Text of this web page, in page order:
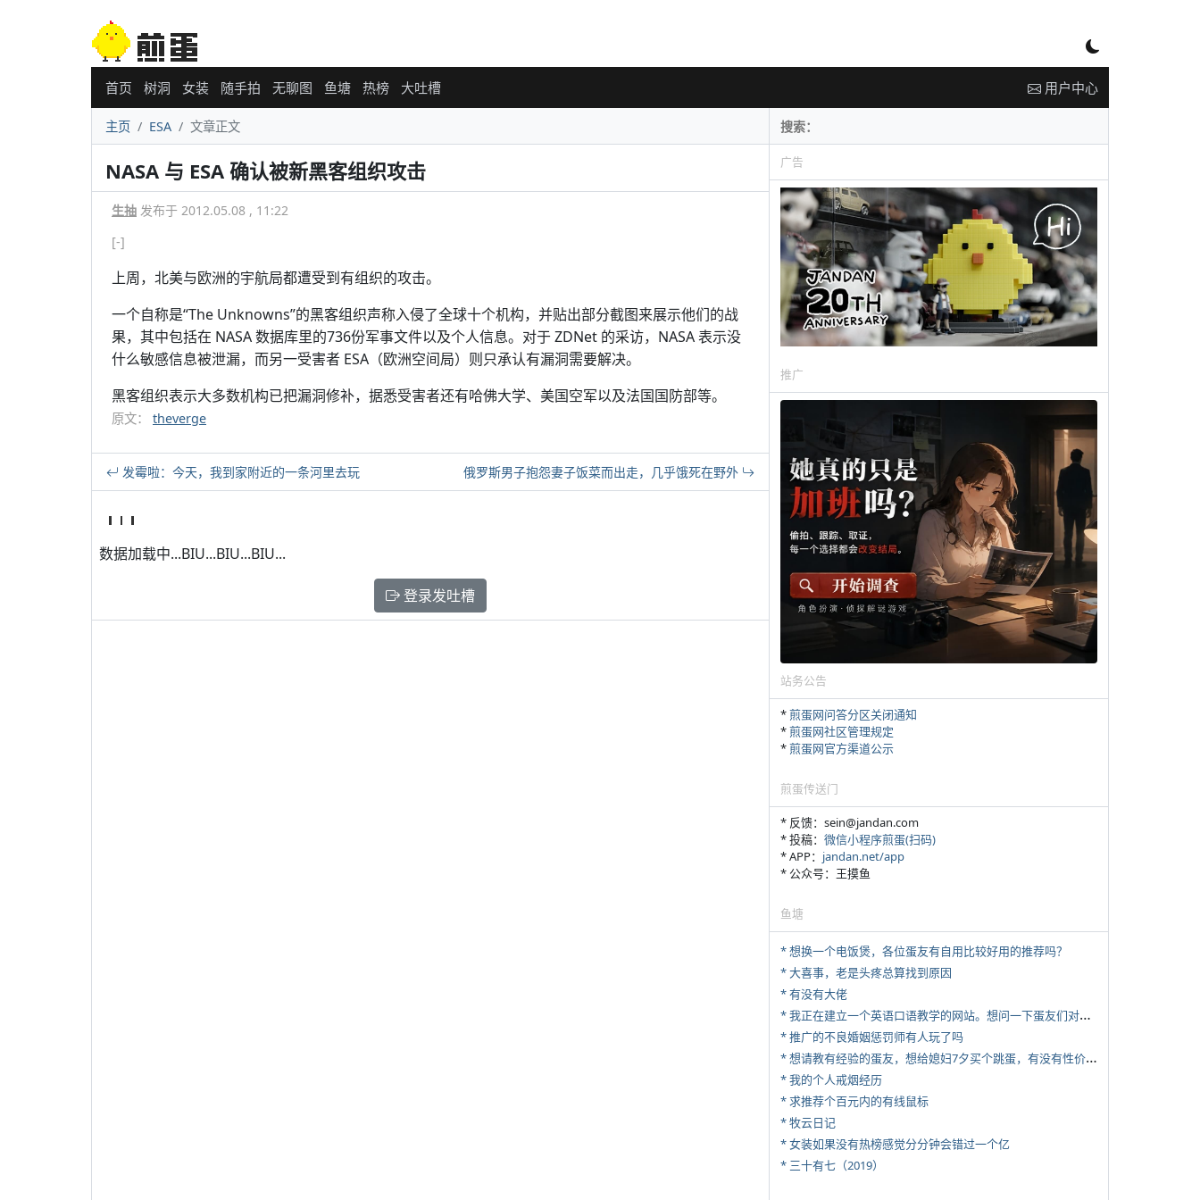
首页 树洞 女装 随手拍 无聊图 鱼塘 热榜 大吐槽 用户中心
主页 ESA 文章正文
NASA 与 ESA 确认被新黑客组织攻击
生抽 发布于 2012.05.08 , 11:22
[-]
上周，北美与欧洲的宇航局都遭受到有组织的攻击。
一个自称是“The Unknowns”的黑客组织声称入侵了全球十个机构，并贴出部分截图来展示他们的战
果，其中包括在 NASA 数据库里的736份军事文件以及个人信息。对于 ZDNet 的采访，NASA 表示没
什么敏感信息被泄漏，而另一受害者 ESA（欧洲空间局）则只承认有漏洞需要解决。
黑客组织表示大多数机构已把漏洞修补，据悉受害者还有哈佛大学、美国空军以及法国国防部等。
原文： theverge
发霉啦：今天，我到家附近的一条河里去玩 俄罗斯男子抱怨妻子饭菜而出走，几乎饿死在野外
数据加载中...BIU...BIU...BIU...
登录发吐槽
广告
推广
站务公告
*煎蛋网问答分区关闭通知
*煎蛋网社区管理规定
*煎蛋网官方渠道公示
煎蛋传送门
* 反馈：sein@jandan.com
* 投稿： 微信小程序煎蛋(扫码)
* APP： jandan.net/app
* 公众号：王摸鱼
鱼塘
* 想换一个电饭煲，各位蛋友有自用比较好用的推荐吗？
* 大喜事，老是头疼总算找到原因
* 有没有大佬
*
我正在建立一个英语口语教学的网站。想问一下蛋友们对这类教学机构或网站的痛点。
* 推广的不良婚姻惩罚师有人玩了吗
*
想请教有经验的蛋友，想给媳妇7夕买个跳蛋，有没有性价比高的推荐
* 我的个人戒烟经历
* 求推荐个百元内的有线鼠标
* 牧云日记
* 女装如果没有热榜感觉分分钟会错过一个亿
* 三十有七（2019）